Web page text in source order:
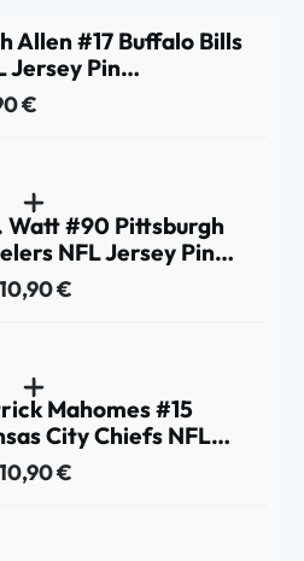
Allen #17 Buffalo Bills
Jersey Pin
€
Watt #90 Pittsburgh
NFL Jersey Pin
10,90 €
Mahomes #15
City Chiefs NFL
Pin Anstecknadel
10,90 €